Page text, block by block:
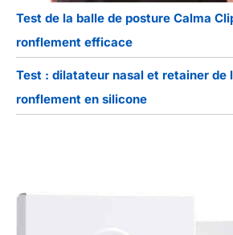
Test de la balle de posture Calma
ronflement efficace
Test : dilatateur nasal et retainer de
ronflement en silicone